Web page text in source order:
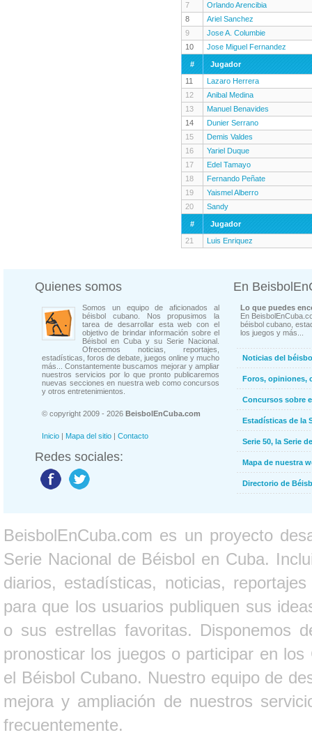
7
Orlando Arencibia
8
Ariel Sanchez
9
Jose A. Columbie
10
Jose Miguel Fernandez
#
Jugador
11
Lazaro Herrera
12
Anibal Medina
13
Manuel Benavides
14
Dunier Serrano
15
Demis Valdes
16
Yariel Duque
17
Edel Tamayo
18
Fernando Peñate
19
Yaismel Alberro
20
Sandy
#
Jugador
21
Luis Enriquez
Quienes somos
Somos un equipo de aficionados al
béisbol cubano. Nos propusimos la
tarea de desarrollar esta web con el
objetivo de brindar información sobre el
Béisbol en Cuba y su Serie Nacional.
Ofrecemos noticias, reportajes,
estadísticas, foros de debate, juegos online y mucho
más... Constantemente buscamos mejorar y ampliar
nuestros servicios por lo que pronto publicaremos
nuevas secciones en nuestra web como concursos
y otros entretenimientos.
© copyright 2009 - 2026 BeisbolEnCuba.com
Inicio | Mapa del sitio | Contacto
Redes sociales:
En
Lo que puedes
En
béisbol cubano,
los juegos y más...
Noticias del
Foros, opiniones,
Concursos sobre
Estadísticas de la
Serie 50, la Serie
Mapa de nuestra
Directorio de
BeisbolEnCuba.com es un proyecto
Serie Nacional de Béisbol en Cuba.
diarios, estadísticas, noticias,
para que los usuarios publiquen sus
o sus estrellas favoritas. Disponemos
pronosticar los juegos o participar en
el Béisbol Cubano. Nuestro equipo de
mejora y ampliación de nuestros
frecuentemente.